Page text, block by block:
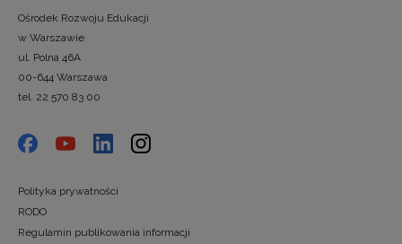
Ośrodek Rozwoju Edukacji
w Warszawie
ul. Polna 46A
00-644 Warszawa
tel. 22 570 83 00
Polityka prywatności
RODO
Regulamin publikowania informacji